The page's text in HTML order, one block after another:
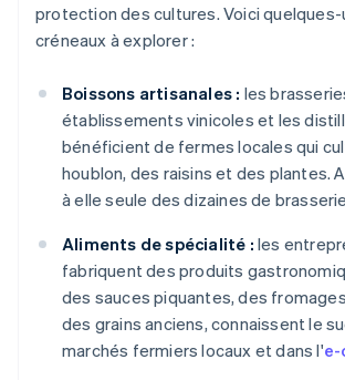
protection des cultures. Voici
créneaux à explorer :
Boissons artisanales : les
établissements vinicoles et les
bénéficient de fermes locales qui
houblon, des raisins et des plantes.
à elle seule des dizaines de
Aliments de spécialité : les
fabriquent des produits
des sauces piquantes, des
des grains anciens, connaissent le
marchés fermiers locaux et dans l'